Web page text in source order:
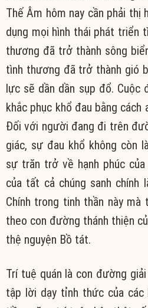
Thế Âm hôm nay cần phải thị
dụng mọi hình thái phát triển
thương đã trở thành sông
tình thương đã trở thành gió
lực sẽ dần dần sụp đổ.
khắc phục khổ đau bằng cách
Đối với người đang đi trên
giác, sự đau khổ không còn
sự trăn trở về hạnh phúc
của tất cả chúng sanh chính
Chính trong tinh thần này
theo con đường thánh thiện
thệ nguyện Bồ tát.
Trí tuệ quán là con đường
tập lời dạy tỉnh thức của